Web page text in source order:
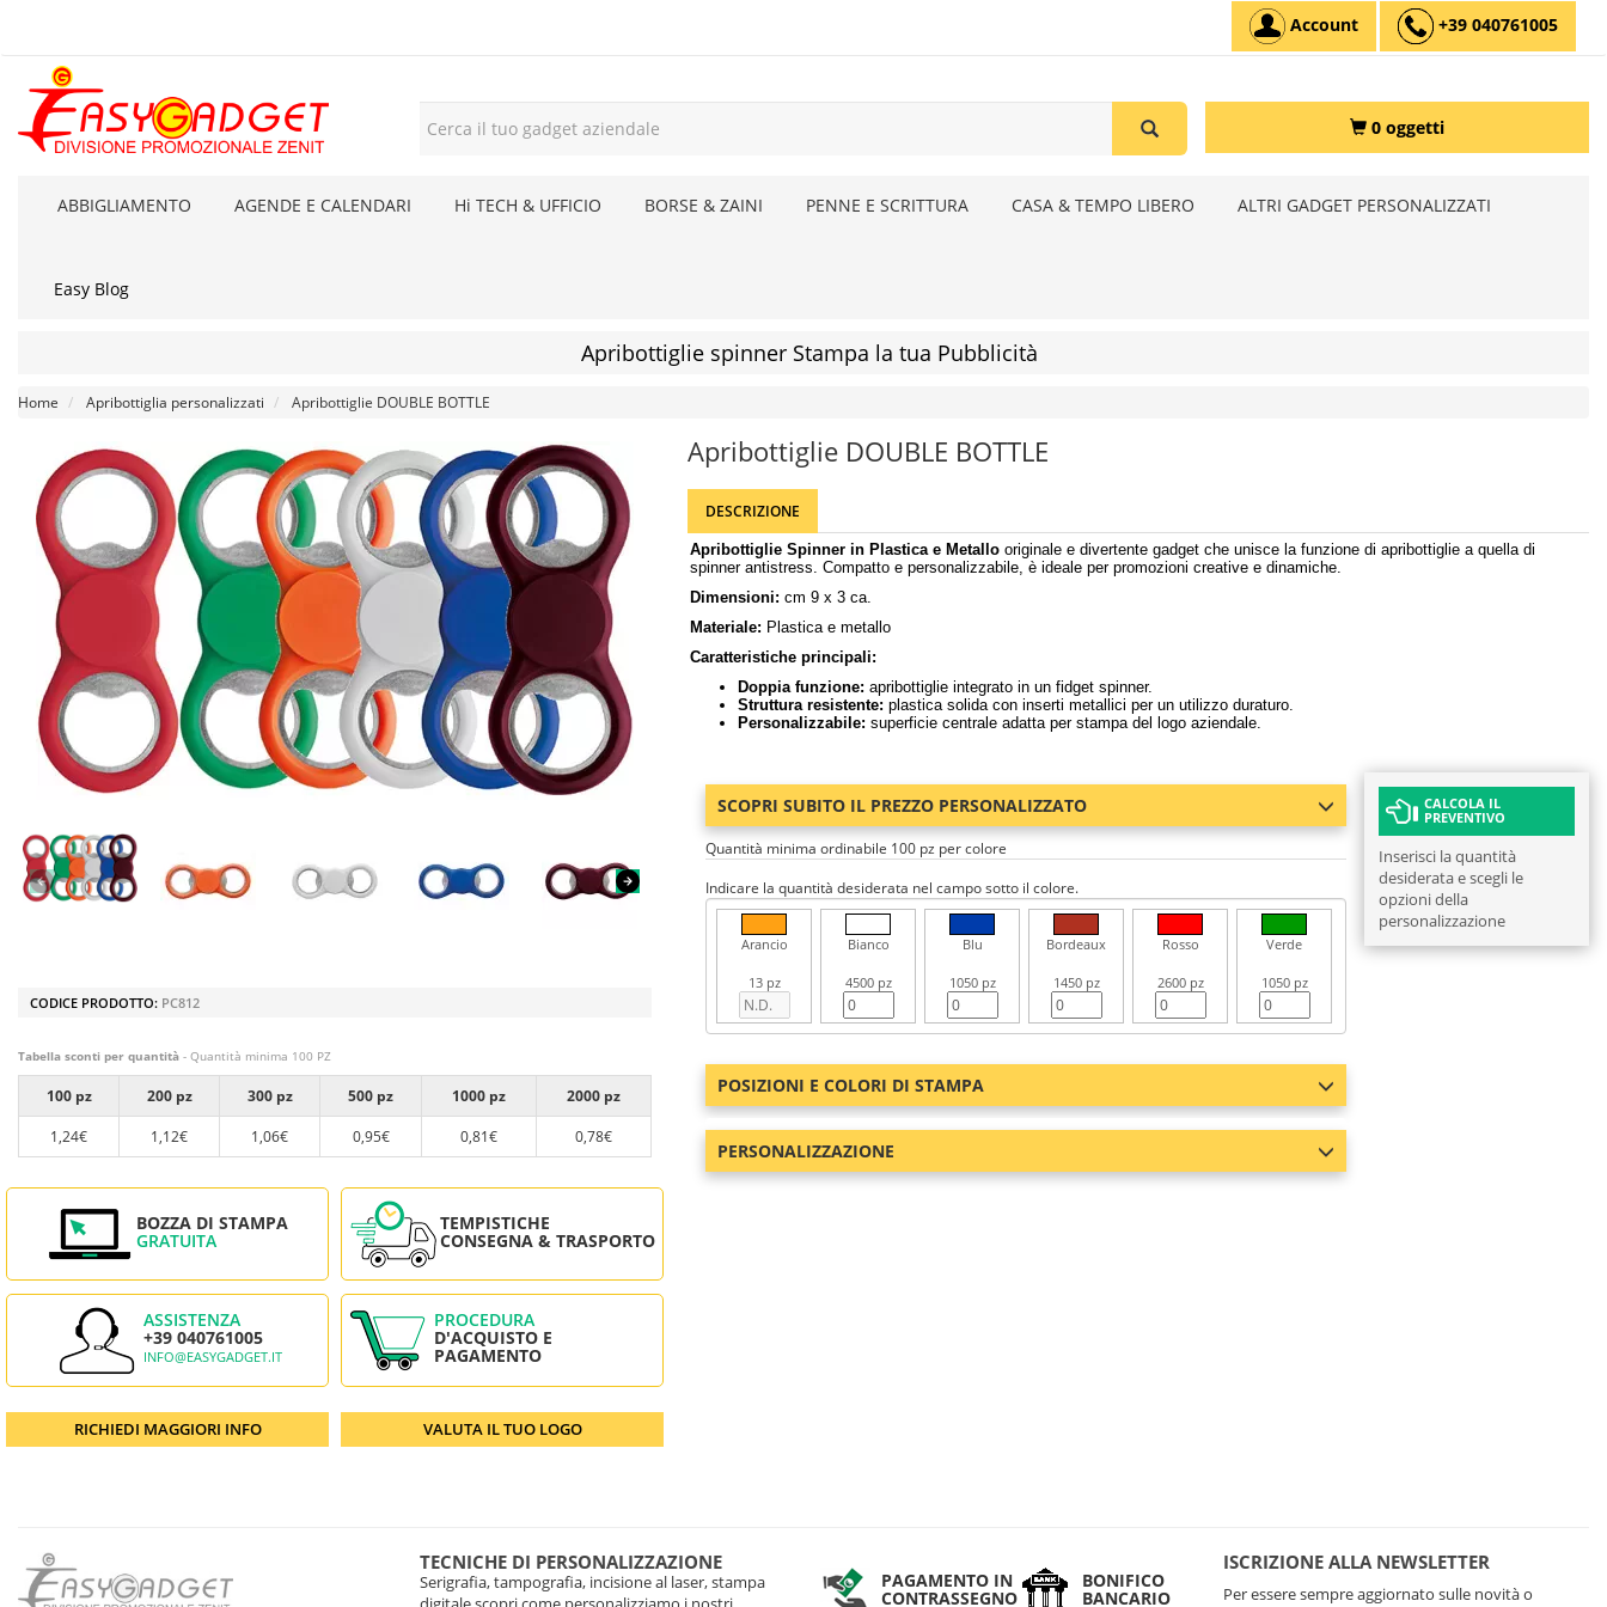
Account +39 040761005
0 oggetti
ABBIGLIAMENTO AGENDE E CALENDARI Hi TECH & UFFICIO BORSE & ZAINI PENNE E SCRITTURA CASA & TEMPO LIBERO ALTRI GADGET PERSONALIZZATI
Easy Blog
Apribottiglie spinner Stampa la tua Pubblicità
Home Apribottiglia personalizzati Apribottiglie DOUBLE BOTTLE
CODICE PRODOTTO: PC812
Tabella sconti per quantità - Quantità minima 100 PZ
100 pz 200 pz 300 pz 500 pz 1000 pz
2000 pz
1,24€
1,12€ 1,06€ 0,95€ 0,81€ 0,78€
BOZZA DI STAMPA
GRATUITA
TEMPISTICHE
CONSEGNA & TRASPORTO
ASSISTENZA
+39 040761005
INFO@EASYGADGET.IT
PROCEDURA
D'ACQUISTO E
PAGAMENTO
RICHIEDI MAGGIORI INFO VALUTA IL TUO LOGO
Apribottiglie DOUBLE BOTTLE
DESCRIZIONE
Apribottiglie Spinner in Plastica e Metallo originale e divertente gadget che unisce la funzione di apribottiglie a quella di
spinner antistress. Compatto e personalizzabile, è ideale per promozioni creative e dinamiche.
Dimensioni: cm 9 x 3 ca.
Materiale: Plastica e metallo
Caratteristiche principali:
Doppia funzione: apribottiglie integrato in un fidget spinner.
Struttura resistente: plastica solida con inserti metallici per un utilizzo duraturo.
Personalizzabile: superficie centrale adatta per stampa del logo aziendale.
SCOPRI SUBITO IL PREZZO PERSONALIZZATO
Quantità minima ordinabile 100 pz per colore
Indicare la quantità desiderata nel campo sotto il colore.
Arancio
13 pz
Bianco
4500 pz
Blu
1050 pz
Bordeaux
1450 pz
Rosso
2600 pz
Verde
1050 pz
POSIZIONI E COLORI DI STAMPA
PERSONALIZZAZIONE
CALCOLA IL
PREVENTIVO
Inserisci la quantità
desiderata e scegli le
opzioni della
personalizzazione
TECNICHE DI PERSONALIZZAZIONE
Serigrafia, tampografia, incisione al laser, stampa
PAGAMENTO IN
CONTRASSEGNO
BONIFICO
BANCARIO
ISCRIZIONE ALLA NEWSLETTER
Per essere sempre aggiornato sulle novità o